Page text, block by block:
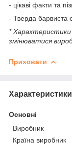
- цікаві факти та
- Тверда барвиста
*
змінюватися
Приховати
Характеристики
Основні
Виробник
Країна виробник